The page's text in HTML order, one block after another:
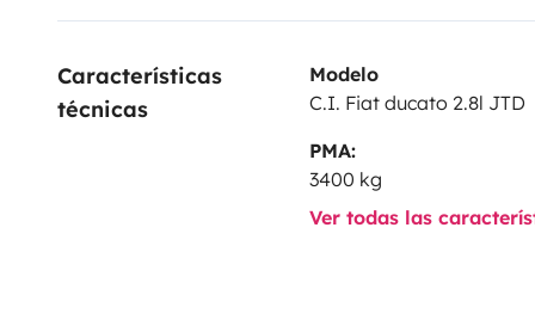
Características
técnicas
Modelo
C.I. Fiat ducato 2.8l JTD
PMA:
3400 kg
Ver todas las